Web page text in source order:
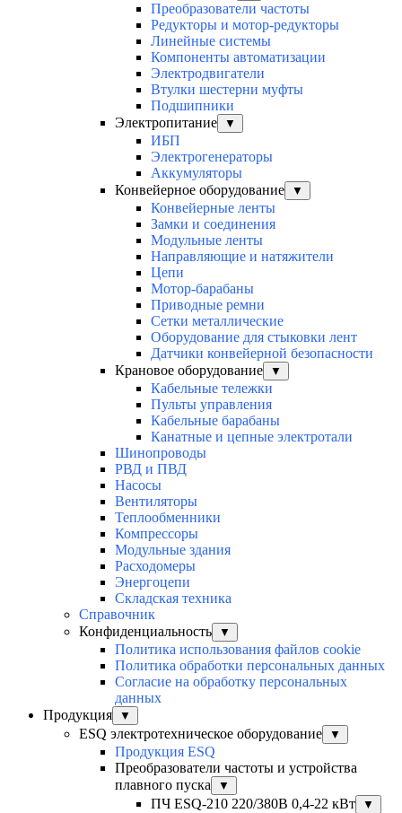
Преобразователи частоты
Редукторы и мотор-редукторы
Линейные системы
Компоненты автоматизации
Электродвигатели
Втулки шестерни муфты
Подшипники
Электропитание
▼
ИБП
Электрогенераторы
Аккумуляторы
Конвейерное оборудование
▼
Конвейерные ленты
Замки и соединения
Модульные ленты
Направляющие и натяжители
Цепи
Мотор-барабаны
Приводные ремни
Сетки металлические
Оборудование для стыковки лент
Датчики конвейерной безопасности
Крановое оборудование
▼
Кабельные тележки
Пульты управления
Кабельные барабаны
Канатные и цепные электротали
Шинопроводы
РВД и ПВД
Насосы
Вентиляторы
Теплообменники
Компрессоры
Модульные здания
Расходомеры
Энергоцепи
Складская техника
Справочник
Конфиденциальность
▼
Политика использования файлов cookie
Политика обработки персональных данных
Согласие на обработку персональных
данных
Продукция
▼
ESQ электротехническое оборудование ▼
Продукция ESQ
Преобразователи частоты и устройства
плавного пуска
▼
ПЧ ESQ-210 220/380В 0,4-22 кВт ▼